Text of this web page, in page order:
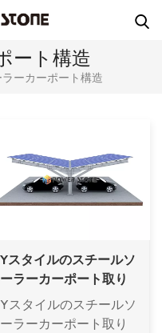
ート構造
ラーカーポート構造
Yスタイルのスチールソ
ーラーカーポート取り
付けシステム
Yスタイルのスチールソ
ーラーカーポート取り